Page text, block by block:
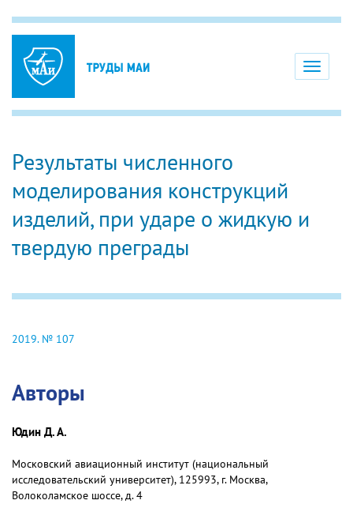
Toggle
Результаты численного
моделирования конструкций
изделий, при ударе о жидкую и
твердую преграды
2019. № 107
Авторы
Юдин Д. А.
Московский авиационный институт (национальный
исследовательский университет), 125993, г. Москва,
Волоколамское шоссе, д. 4